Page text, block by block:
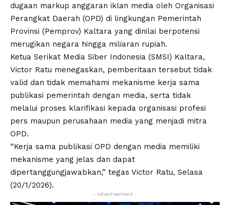
dugaan markup anggaran iklan media oleh Organisasi
Perangkat Daerah (OPD) di lingkungan Pemerintah
Provinsi (Pemprov) Kaltara yang dinilai berpotensi
merugikan negara hingga miliaran rupiah.
Ketua Serikat Media Siber Indonesia (SMSI) Kaltara,
Victor Ratu menegaskan, pemberitaan tersebut tidak
valid dan tidak memahami mekanisme kerja sama
publikasi pemerintah dengan media, serta tidak
melalui proses klarifikasi kepada organisasi profesi
pers maupun perusahaan media yang menjadi mitra
OPD.
“Kerja sama publikasi OPD dengan media memiliki
mekanisme yang jelas dan dapat
dipertanggungjawabkan,” tegas Victor Ratu, Selasa
(20/1/2026).
- Advertisement -